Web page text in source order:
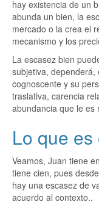
hay existencia de un
abunda un bien, la
mercado o la crea el
mecanismo y los
La escasez bien
subjetiva,
cognoscente y su
traslativa, carencia
abundancia que le es
Lo que
Veamos, Juan tiene
tiene cien, pues
hay una escasez de
acuerdo al contexto..